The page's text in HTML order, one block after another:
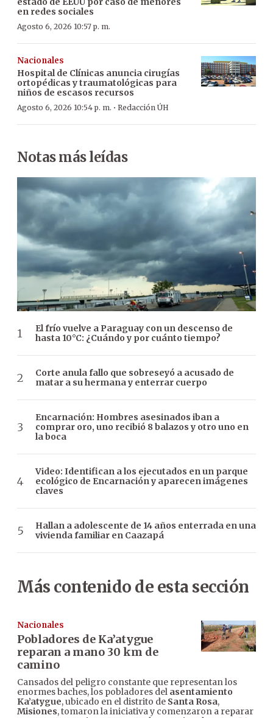
en redes sociales
Agosto 6, 2026 10:57 p. m.
Nacionales
Hospital de Clínicas anuncia cirugías
ortopédicas y traumatológicas para
niños de escasos recursos
Agosto 6, 2026 10:54 p. m. · Redacción ÚH
Notas más leídas
El frío vuelve a Paraguay con un descenso de
hasta 10°C: ¿Cuándo y por cuánto tiempo?
Corte anula fallo que sobreseyó a acusado de
matar a su hermana y enterrar cuerpo
Encarnación: Hombres asesinados iban a
comprar oro, uno recibió 8 balazos y otro uno en
la boca
Video: Identifican a los ejecutados en un parque
ecológico de Encarnación y aparecen imágenes
claves
Hallan a adolescente de 14 años enterrada en una
vivienda familiar en Caazapá
Más contenido de esta sección
Nacionales
Pobladores de Ka’atygue
reparan a mano 30 km de
camino
Cansados del peligro constante que representan los
enormes baches, los pobladores del asentamiento
Ka’atygue, ubicado en el distrito de Santa Rosa,
Misiones, tomaron la iniciativa y comenzaron a reparar